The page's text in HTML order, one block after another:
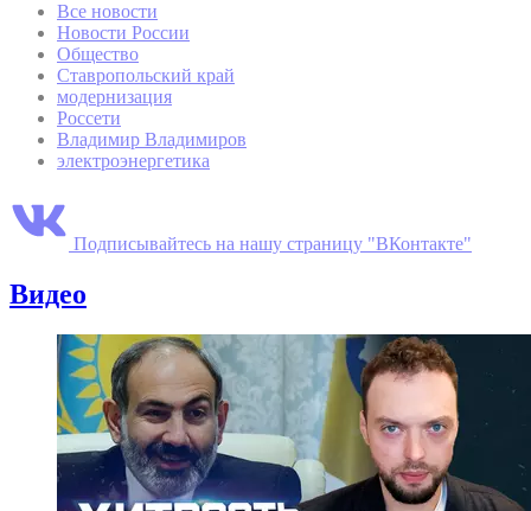
Все новости
Новости России
Общество
Ставропольский край
модернизация
Россети
Владимир Владимиров
электроэнергетика
Подписывайтесь на нашу страницу "ВКонтакте"
Видео